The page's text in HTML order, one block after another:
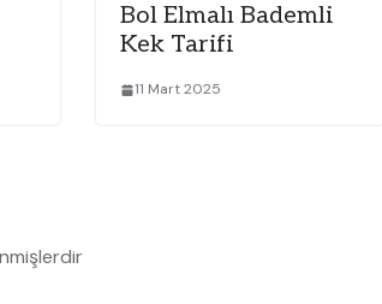
Bol Elmalı Bademli
Kek Tarifi
11 Mart 2025